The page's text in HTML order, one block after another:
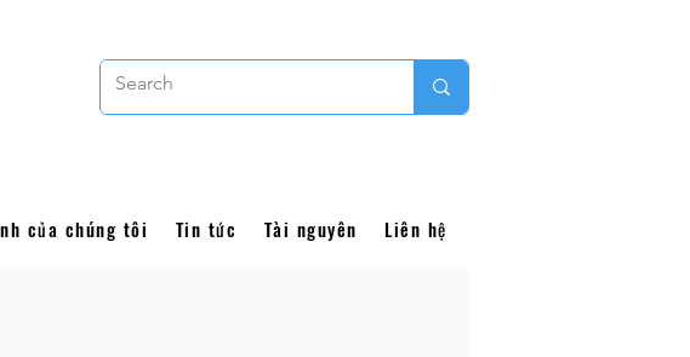
của chúng tôi Tin tức Tài nguyên Liên hệ